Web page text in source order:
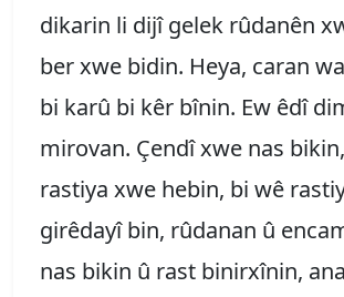
dikarin li dijî gelek rûdanên
ber xwe bidin. Heya, caran
bi karû bi kêr bînin. Ew êdî
mirovan. Çendî xwe nas
rastiya xwe hebin, bi wê
girêdayî bin, rûdanan û
nas bikin û rast binirxînin,